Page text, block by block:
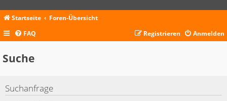
Startseite
Foren-Übersicht
FAQ
Anmelden
Registrieren
Suche
Suchanfrage